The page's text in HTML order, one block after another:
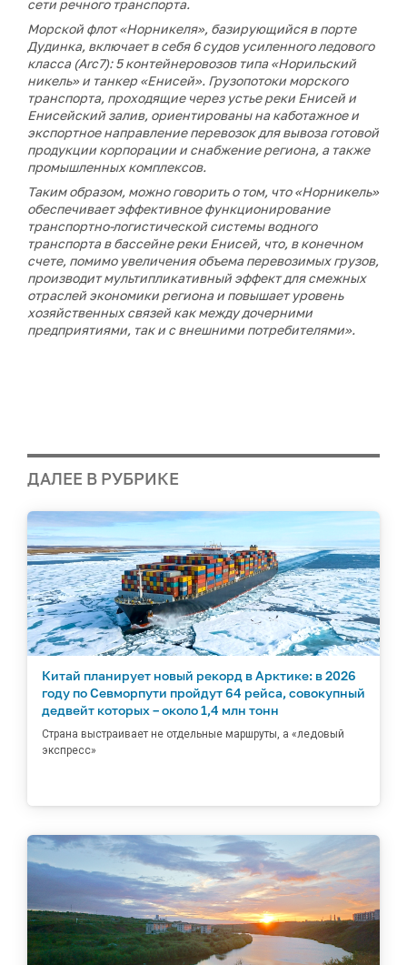
сети речного транспорта.
Морской флот «Норникеля», базирующийся в порте
Дудинка, включает в себя 6 судов усиленного ледового
класса (Arc7): 5 контейнеровозов типа «Норильский
никель» и танкер «Енисей». Грузопотоки морского
транспорта, проходящие через устье реки Енисей и
Енисейский залив, ориентированы на каботажное и
экспортное направление перевозок для вывоза готовой
продукции корпорации и снабжение региона, а также
промышленных комплексов.
Таким образом, можно говорить о том, что «Норникель»
обеспечивает эффективное функционирование
транспортно-логистической системы водного
транспорта в бассейне реки Енисей, что, в конечном
счете, помимо увеличения объема перевозимых грузов,
производит мультипликативный эффект для смежных
отраслей экономики региона и повышает уровень
хозяйственных связей как между дочерними
предприятиями, так и с внешними потребителями».
ДАЛЕЕ В РУБРИКЕ
Китай планирует новый рекорд в Арктике: в 2026
году по Севморпути пройдут 64 рейса, совокупный
дедвейт которых – около 1,4 млн тонн
Страна выстраивает не отдельные маршруты, а «ледовый
экспресс»